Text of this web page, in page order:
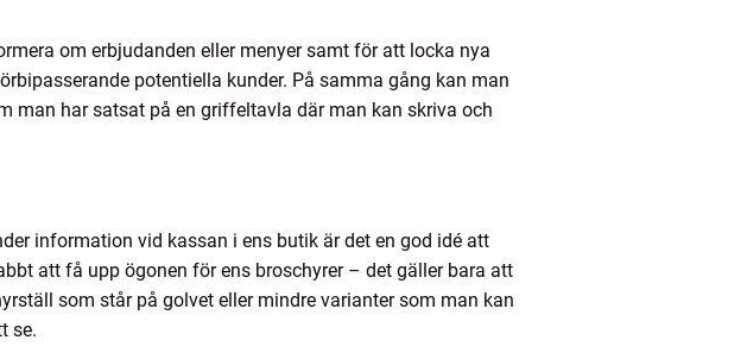
om erbjudanden eller menyer samt för att locka nya
potentiella kunder. På samma gång kan man
man har satsat på en griffeltavla där man kan skriva och
information vid kassan i ens butik är det en god idé att
att få upp ögonen för ens broschyrer – det gäller bara att
som står på golvet eller mindre varianter som man kan
se.